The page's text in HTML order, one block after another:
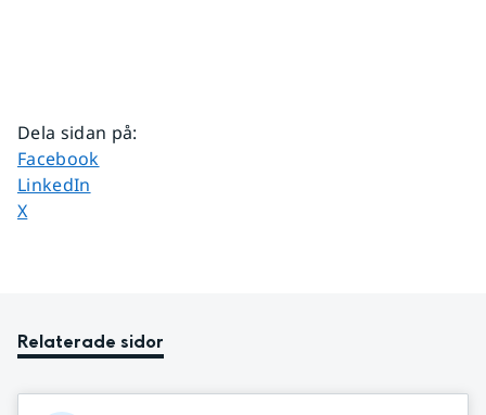
Dela sidan på:
Dela sidan på
Facebook
Dela sidan på
LinkedIn
Dela sidan på
X
Relaterade sidor